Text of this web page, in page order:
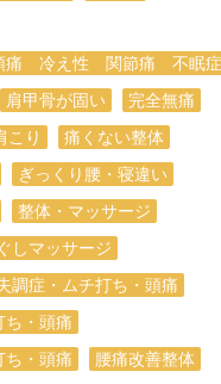
冷え性 関節痛 不眠
肩甲骨が固い
完全無痛
こり
痛くない整体
ぎっくり腰・寝違い
整体・マッサージ
しマッサージ
調症・ムチ打ち・頭痛
ち・頭痛
ち・頭痛
腰痛改善整体